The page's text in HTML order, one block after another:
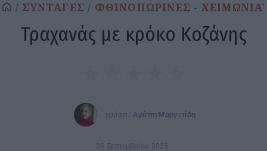
ΣΥΝΤΑΓΕΣ ΦΘΙΝΟΠΩΡΙΝΕΣ -
Τραχανάς με κρόκο Κοζάνης
γράφει: Αγάπη Μαργετίδη
26 Σεπτεμβρίου 2025